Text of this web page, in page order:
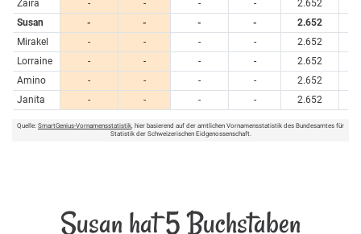
Zaïra
- - - -
2.652
Susan
- - - -
2.652
Mirakel
- - - -
2.652
Lorraine
- - - -
2.652
Amino
- - - -
2.652
Janita
- - - - 2.652
Quelle: SmartGenius-Vornamensstatistik , hier basierend auf der amtlichen Vornamensstatistik des Bundesamtes für
Statistik der Schweizerischen Eidgenossenschaft.
Susan hat 5 Buchstaben